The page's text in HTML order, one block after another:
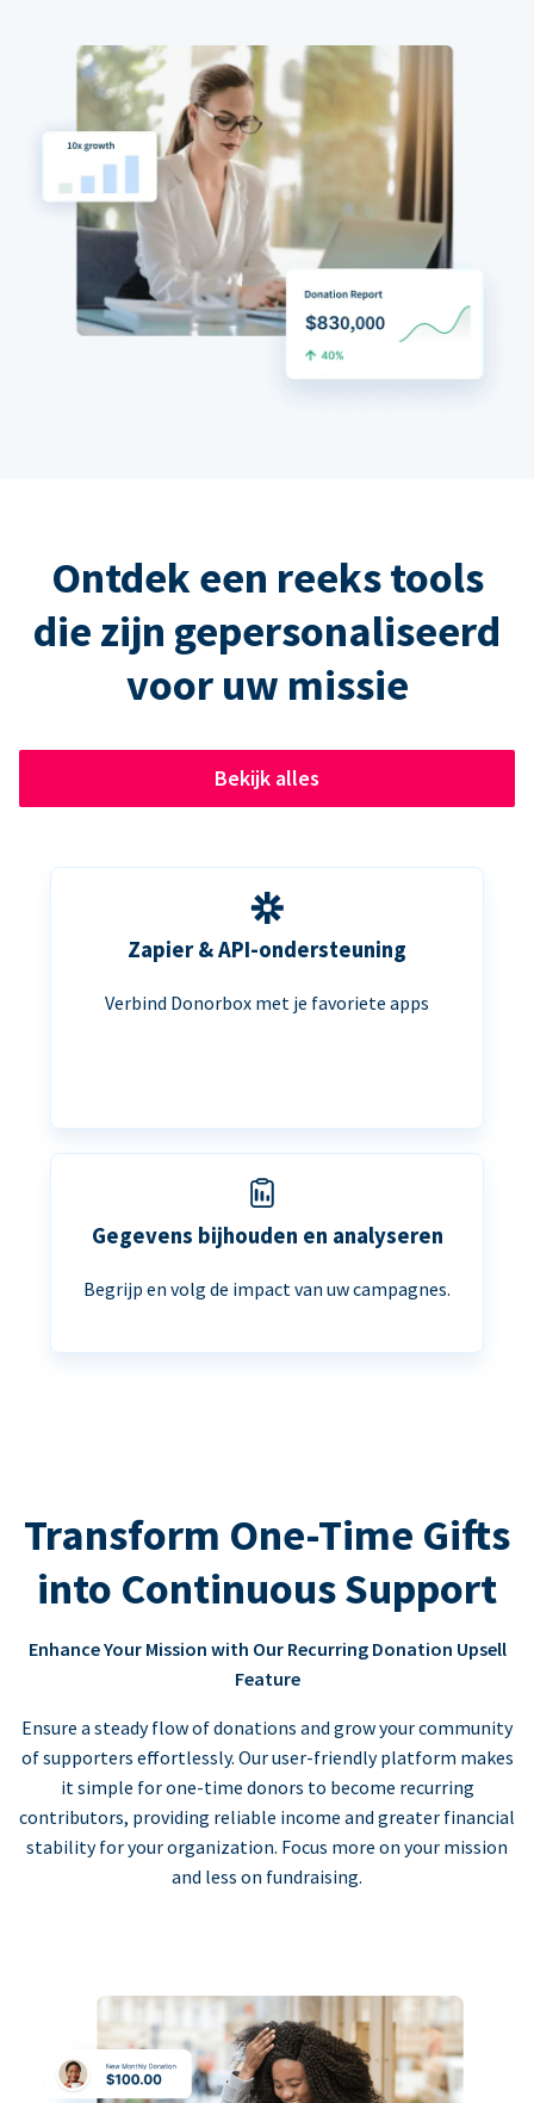
Ontdek een reeks tools
die zijn gepersonaliseerd
voor uw missie
Bekijk alles
Zapier & API-ondersteuning
Verbind Donorbox met je favoriete apps
Gegevens bijhouden en analyseren
Begrijp en volg de impact van uw campagnes.
Transform One-Time Gifts
into Continuous Support
Enhance Your Mission with Our Recurring Donation Upsell
Feature
Ensure a steady flow of donations and grow your community
of supporters effortlessly. Our user-friendly platform makes
it simple for one-time donors to become recurring
contributors, providing reliable income and greater financial
stability for your organization. Focus more on your mission
and less on fundraising.